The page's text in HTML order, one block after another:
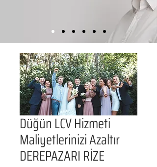
Düğün LCV Hizmeti
Maliyetlerinizi Azaltır
DEREPAZARI RİZE